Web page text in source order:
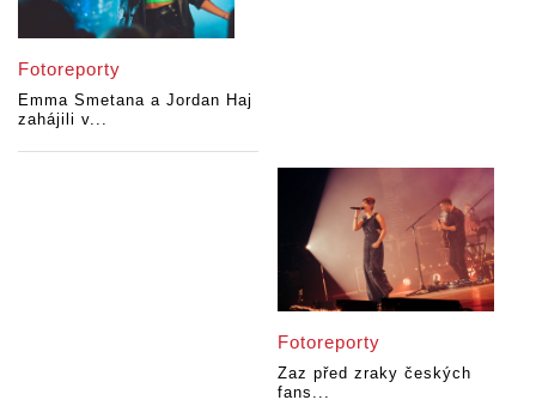
Fotoreporty
Emma Smetana a Jordan Haj
zahájili v...
Fotoreporty
Zaz před zraky českých
fans...